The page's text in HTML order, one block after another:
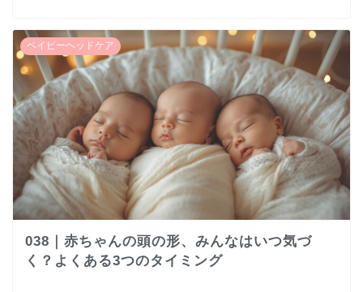
ベイビーヘッドケア
038｜赤ちゃんの頭の形、みんなはいつ気づ
く？よくある3つのタイミング